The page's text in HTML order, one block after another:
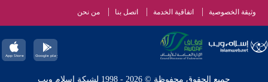
وثيقة الخصوصية اتفاقية الخدمة اتصل بنا من نحن
جميع الحقوق محفوظة © 2026 - 1998 لشبكة إسلام ويب